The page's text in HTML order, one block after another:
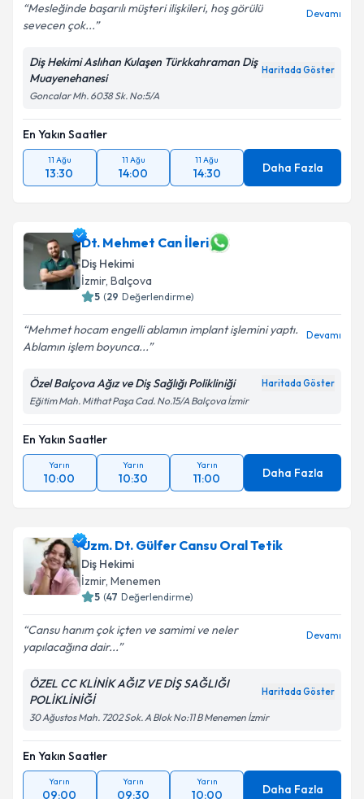
Mesleğinde başarılı müşteri ilişkileri, hoş görülü
sevecen çok...
Devamı
Diş Hekimi Aslıhan Kulaşen Türkkahraman Diş
Muayenehanesi
Haritada Göster
Goncalar Mh. 6038 Sk. No:5/A
En Yakın Saatler
11 Ağu
13:30
11 Ağu
14:00
11 Ağu
14:30 Daha Fazla
Dt. Mehmet Can İleri
Diş Hekimi
İzmir, Balçova
5 (29 Değerlendirme)
Mehmet hocam engelli ablamın implant işlemini yaptı.
Ablamın işlem boyunca...
Devamı
Özel Balçova Ağız ve Diş Sağlığı Polikliniği Haritada Göster
Eğitim Mah. Mithat Paşa Cad. No.15/A Balçova İzmir
En Yakın Saatler
Yarın
10:00
Yarın
10:30
Yarın
11:00 Daha Fazla
Uzm. Dt. Gülfer Cansu Oral Tetik
Diş Hekimi
İzmir, Menemen
5 (47 Değerlendirme)
Cansu hanım çok içten ve samimi ve neler
yapılacağına dair...
Devamı
ÖZEL CC KLİNİK AĞIZ VE DİŞ SAĞLIĞI
POLİKLİNİĞİ
Haritada Göster
30 Ağustos Mah. 7202 Sok. A Blok No:11 B Menemen İzmir
En Yakın Saatler
Yarın
09:00
Yarın
09:30
Yarın
10:00 Daha Fazla